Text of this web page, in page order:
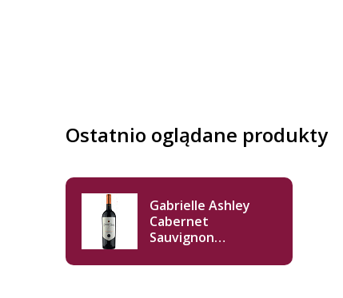
Ostatnio oglądane produkty
Gabrielle Ashley
Cabernet
Sauvignon
2024 750ml